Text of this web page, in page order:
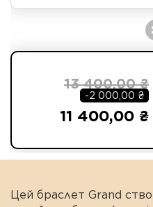
13 400,00 ₴
-2 000,00 ₴
11 400,00 ₴
Цей браслет Grand